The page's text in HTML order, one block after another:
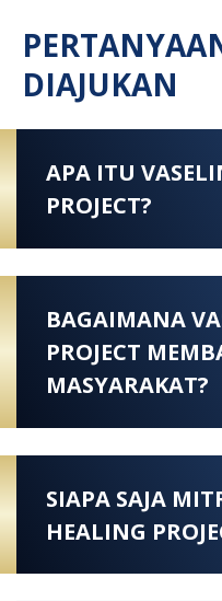
DIAJUKAN
APA ITU
PROJECT?
BAGAIMANA
PROJECT
MASYARAKAT?
SIAPA SAJA
HEALING